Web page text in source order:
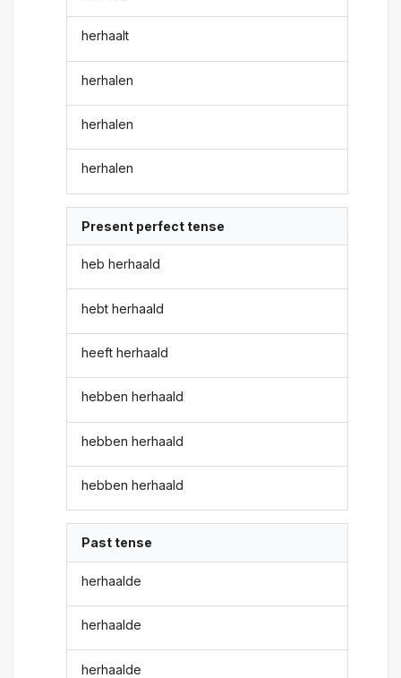
herhaalt
herhalen
herhalen
herhalen
Present perfect tense
heb herhaald
hebt herhaald
heeft herhaald
hebben herhaald
hebben herhaald
hebben herhaald
Past tense
herhaalde
herhaalde
herhaalde